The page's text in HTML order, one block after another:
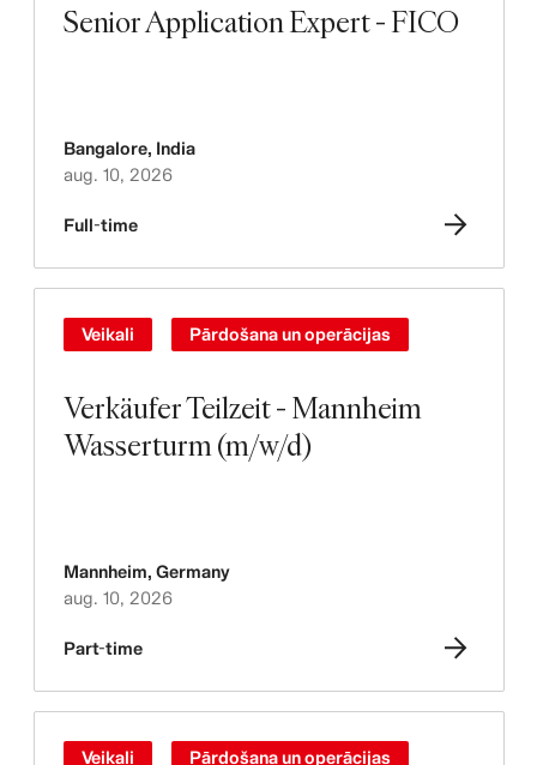
Senior Application Expert - FICO
Bangalore, India
aug. 10, 2026
Full-time
Verkäufer Teilzeit - Mannheim
Wasserturm (m/w/d)
Veikali Pārdošana un operācijas
Mannheim, Germany
aug. 10, 2026
Part-time
Veikali Pārdošana un operācijas